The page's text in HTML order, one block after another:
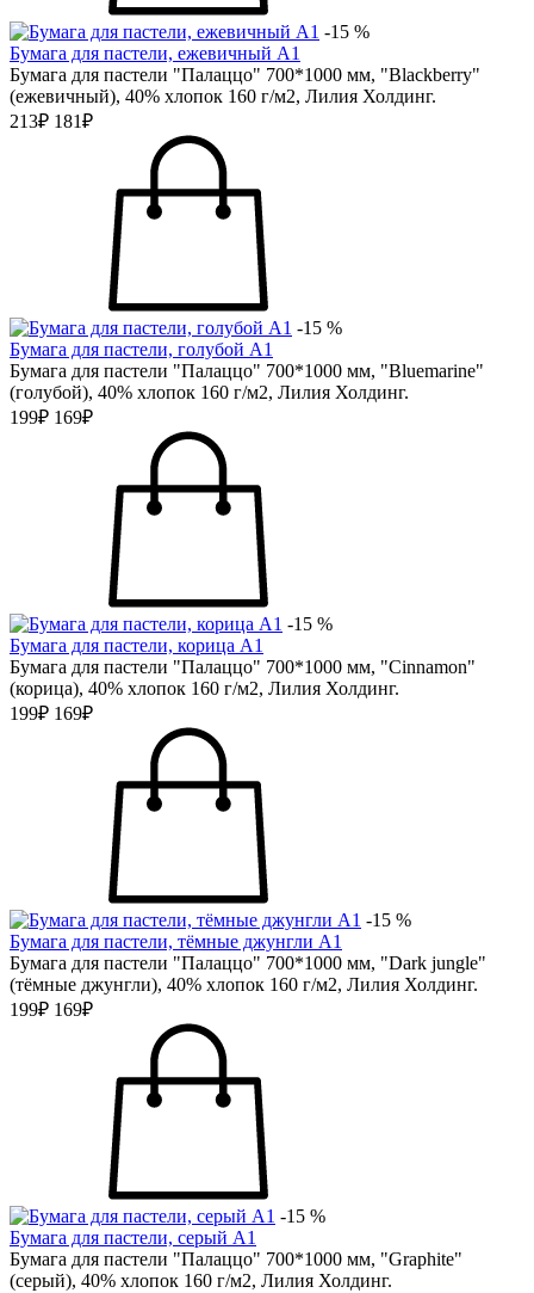
-15 %
Бумага для пастели, ежевичный А1
Бумага для пастели "Палаццо" 700*1000 мм, "Blackberry"
(ежевичный), 40% хлопок 160 г/м2, Лилия Холдинг.
213₽ 181₽
-15 %
Бумага для пастели, голубой А1
Бумага для пастели "Палаццо" 700*1000 мм, "Bluemarine"
(голубой), 40% хлопок 160 г/м2, Лилия Холдинг.
199₽ 169₽
-15 %
Бумага для пастели, корица А1
Бумага для пастели "Палаццо" 700*1000 мм, "Cinnamon"
(корица), 40% хлопок 160 г/м2, Лилия Холдинг.
199₽ 169₽
-15 %
Бумага для пастели, тёмные джунгли А1
Бумага для пастели "Палаццо" 700*1000 мм, "Dark jungle"
(тёмные джунгли), 40% хлопок 160 г/м2, Лилия Холдинг.
199₽ 169₽
-15 %
Бумага для пастели, серый А1
Бумага для пастели "Палаццо" 700*1000 мм, "Graphite"
(серый), 40% хлопок 160 г/м2, Лилия Холдинг.